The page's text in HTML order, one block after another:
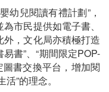
幼兒閱讀有禮計劃”，
市民提供如電子書、
，文化局亦積極打造
書”、“期間限定POP-
書交換平台，增加閱
”的理念。